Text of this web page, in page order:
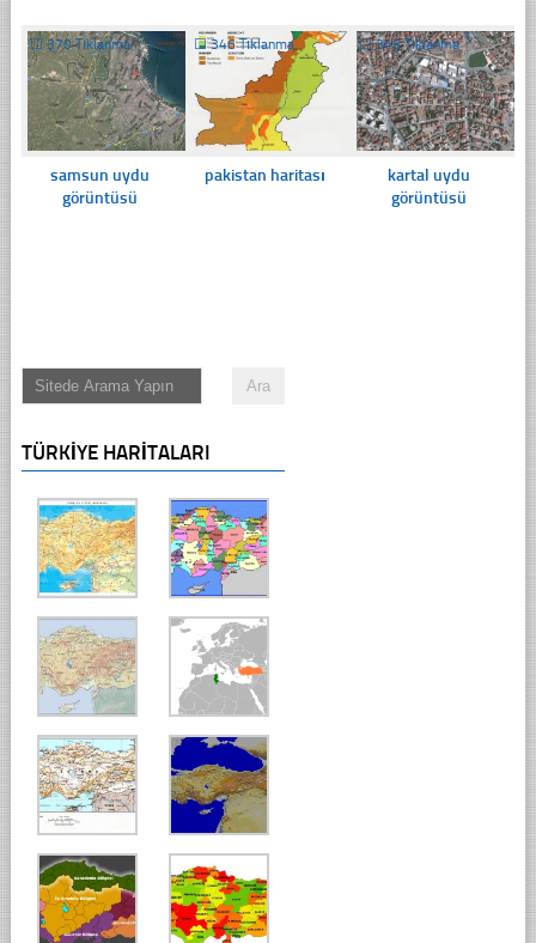
☐ 370 Tıklanma
samsun uydu
görüntüsü
☐346 Tıklanma
pakistan haritası
☐345 Tıklanma
kartal uydu
görüntüsü
TÜRKIYE HARITALARI